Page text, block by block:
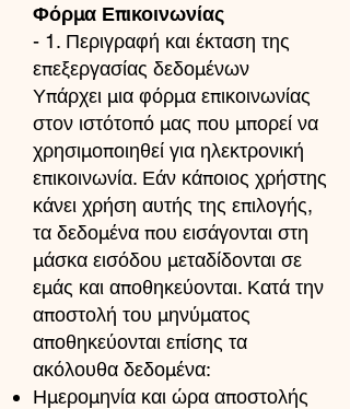
Φόρμα Επικοινωνίας
- 1. Περιγραφή και έκταση της
επεξεργασίας δεδομένων
Υπάρχει μια φόρμα επικοινωνίας
στον ιστότοπό μας που μπορεί να
χρησιμοποιηθεί για ηλεκτρονική
επικοινωνία. Εάν κάποιος χρήστης
κάνει χρήση αυτής της επιλογής,
τα δεδομένα που εισάγονται στη
μάσκα εισόδου μεταδίδονται σε
εμάς και αποθηκεύονται. Κατά την
αποστολή του μηνύματος
αποθηκεύονται επίσης τα
ακόλουθα δεδομένα:
Ημερομηνία και ώρα αποστολής